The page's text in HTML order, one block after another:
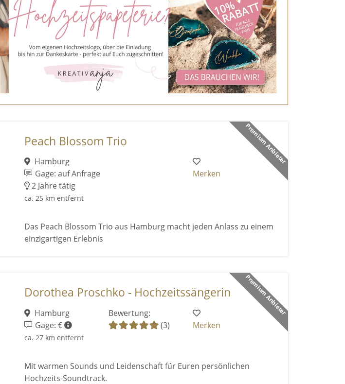
Premium Anbieter
Peach Blossom Trio
Hamburg
Gage: auf Anfrage
2 Jahre tätig
ca. 25 km entfernt
Merken
Das Peach Blossom Trio aus Hamburg macht jeden Anlass zu einem
einzigartigen Erlebnis
Premium Anbieter
Dorothea Proschko - Hochzeitssängerin
Hamburg
Gage: €
ca. 27 km entfernt
Bewertung:
(3)
Merken
Mit warmen Sounds und Leidenschaft für Euren persönlichen
Hochzeits-Soundtrack.